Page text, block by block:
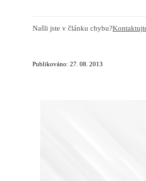
Našli jste v článku chybu?
Publikováno: 27. 08. 2013